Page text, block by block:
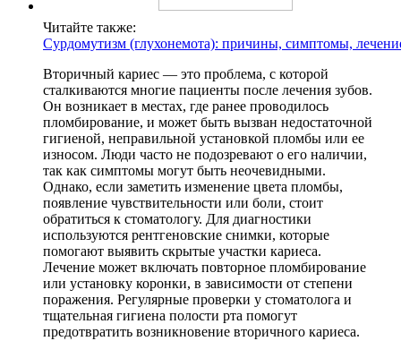
Читайте также:
Сурдомутизм (глухонемота): причины, симптомы,
Вторичный кариес — это проблема, с которой
сталкиваются многие пациенты после лечения зубов.
Он возникает в местах, где ранее проводилось
пломбирование, и может быть вызван недостаточной
гигиеной, неправильной установкой пломбы или ее
износом. Люди часто не подозревают о его наличии,
так как симптомы могут быть неочевидными.
Однако, если заметить изменение цвета пломбы,
появление чувствительности или боли, стоит
обратиться к стоматологу. Для диагностики
используются рентгеновские снимки, которые
помогают выявить скрытые участки кариеса.
Лечение может включать повторное пломбирование
или установку коронки, в зависимости от степени
поражения. Регулярные проверки у стоматолога и
тщательная гигиена полости рта помогут
предотвратить возникновение вторичного кариеса.